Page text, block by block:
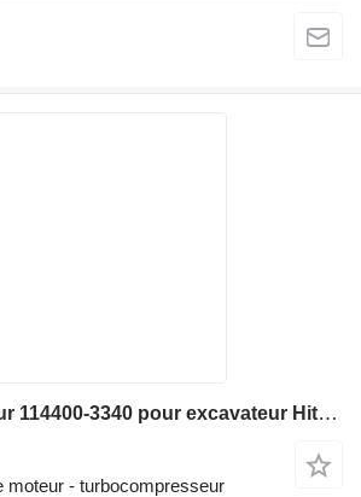
Turbocompresseur 114400-3340 pour excavateur Hitachi EX300-3C EX300-3C/5, EX310H-3C
moteur - turbocompresseur